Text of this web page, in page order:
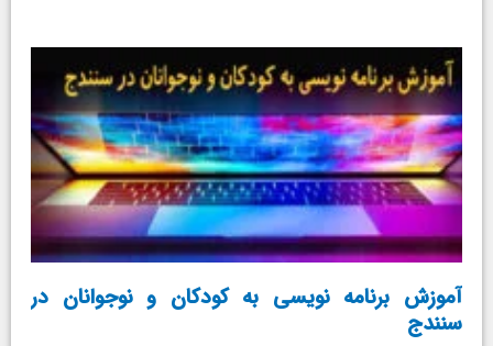
آموزش برنامه نویسی به کودکان و نوجوانان در
سنندج